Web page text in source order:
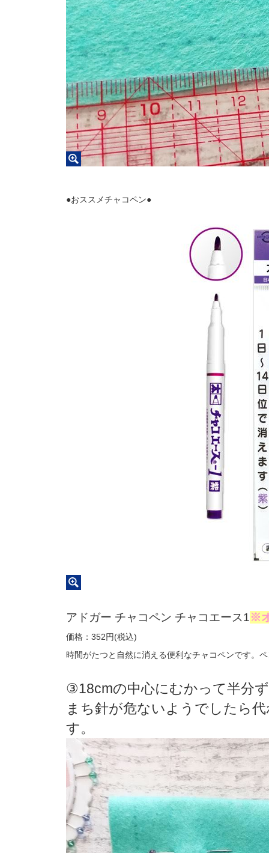
●おススメチャコペン●
アドガー チャコペン チャコエース1※
価格：352円(税込)
時間がたつと自然に消える便利なチャコペンです。
③18cmの中心にむかって半分
まち針が危ないようでしたら
す。